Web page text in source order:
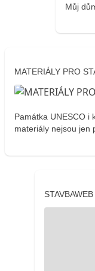
Můj
MATERIÁLY PRO
Památka UNESCO i
materiály nejsou jen
STAVBAWEB